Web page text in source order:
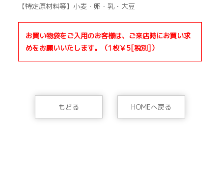
【特定原材料等】小麦・卵・乳・大豆
お買い物袋をご入用のお客様は、ご来店時にお買い求
めをお願いいたします。（1枚￥5[税別]）
もどる HOMEへ戻る